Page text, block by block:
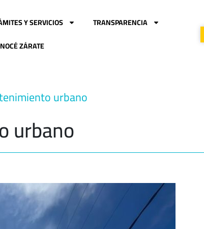
Y SERVICIOS
TRANSPARENCIA
ZÁRATE
urbano
urbano